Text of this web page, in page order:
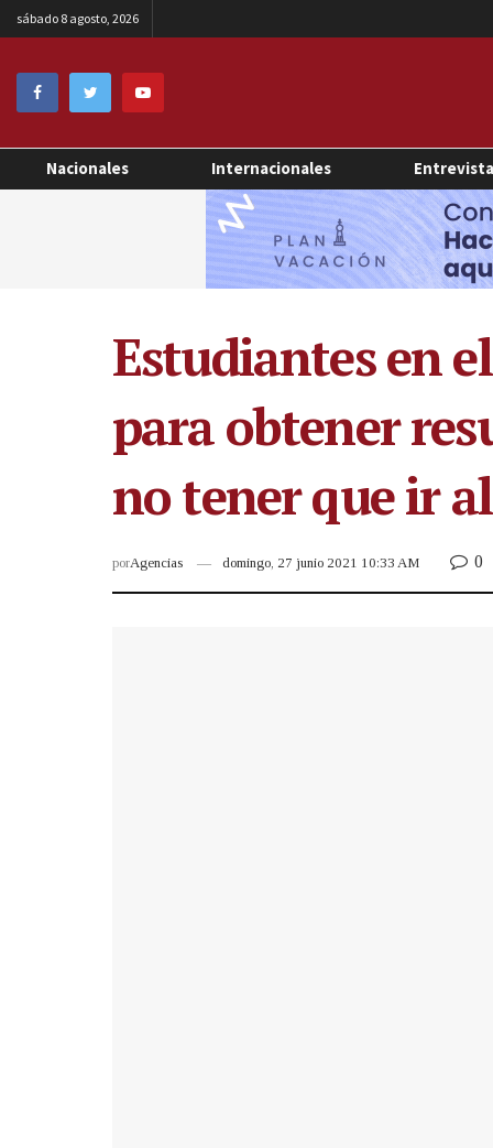
sábado 8 agosto, 2026
Nacionales Internacionales
Estudiantes en
para obtener
no tener que ir
porAgencias domingo, 27 junio 2021 10:33 AM 0